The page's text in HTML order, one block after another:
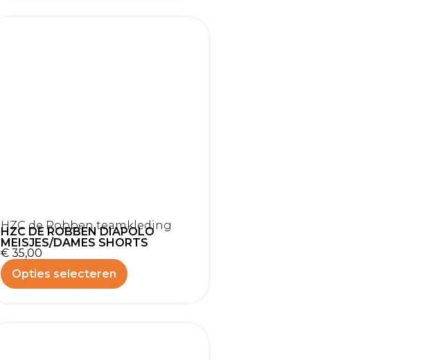
HZC de Robben teamkleding
HZC DE ROBBEN DIAPOLO
MEISJES/DAMES SHORTS
€ 35,00
Opties selecteren